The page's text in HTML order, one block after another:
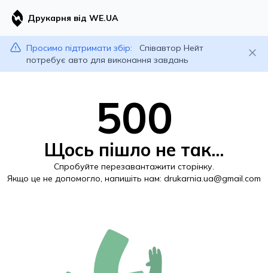
Друкарня від WE.UA
Просимо підтримати збір:
Співавтор Нейт
потребує авто для виконання завдань
500
Щось пішло не так...
Спробуйте перезавантажити сторінку.
Якщо це не допомогло, напишіть нам: drukarnia.ua@gmail.com